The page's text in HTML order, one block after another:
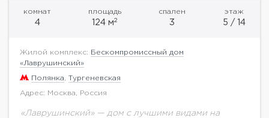
комнат
4
площадь
124 м2
спален
3
этаж
5 / 14
Жилой комплекс:
Бескомпромиссный дом
«Лаврушинский»
Полянка Тургеневская
Адрес: Москва, Россия
«Лаврушинский» — дом с лучшими видами на